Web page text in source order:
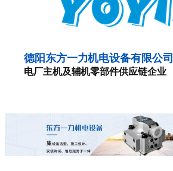
德阳东方一力机电设备有限公司
电厂主机及辅机零部件供应链企业